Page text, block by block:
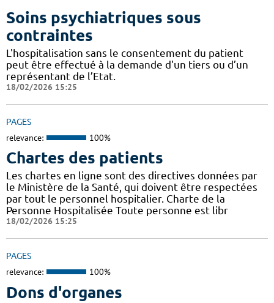
Soins psychiatriques sous
contraintes
L'hospitalisation sans le consentement du patient
peut être effectué à la demande d'un tiers ou d’un
représentant de l’Etat.
18/02/2026 15:25
PAGES
relevance: 100%
Chartes des patients
Les chartes en ligne sont des directives données par
le Ministère de la Santé, qui doivent être respectées
par tout le personnel hospitalier. Charte de la
Personne Hospitalisée Toute personne est libr
18/02/2026 15:25
PAGES
relevance: 100%
Dons d'organes